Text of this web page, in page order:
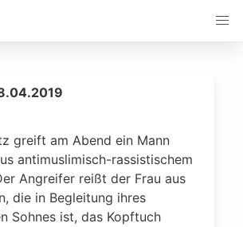
greift am Abend ein Mann
antimuslimisch-rassistischem
Angreifer reißt der Frau aus
die in Begleitung ihres
Sohnes ist, das Kopftuch